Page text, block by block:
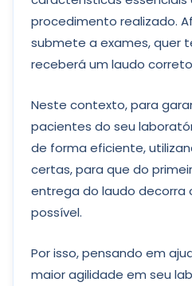
procedimento realizado.
submete a exames, quer
receberá um laudo
Neste contexto, para
pacientes do seu
de forma eficiente,
certas, para que do
entrega do laudo decorra
possível.
Por isso, pensando em
maior agilidade em seu